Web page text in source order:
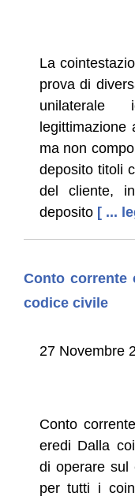
La
prova di
legittimazione
ma non
deposito titoli
del cliente,
deposito [ ...
Conto corrente
codice civile
27 Novembre
Conto
eredi Dalla
di operare sul
per tutti i